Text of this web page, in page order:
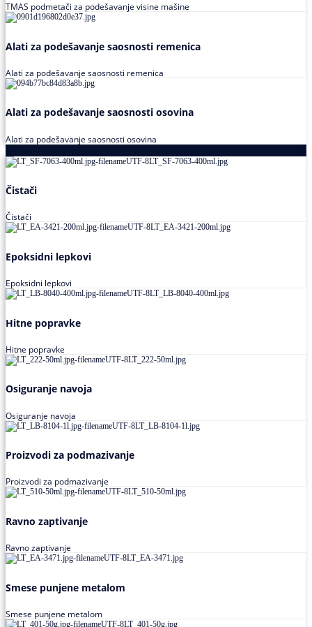
TMAS podmetači za podešavanje visine mašine
Alati za podešavanje saosnosti remenica
Alati za podešavanje saosnosti remenica
Alati za podešavanje saosnosti osovina
Alati za podešavanje saosnosti osovina
Čistači
Čistači
Epoksidni lepkovi
Epoksidni lepkovi
Hitne popravke
Hitne popravke
Osiguranje navoja
Osiguranje navoja
Proizvodi za podmazivanje
Proizvodi za podmazivanje
Ravno zaptivanje
Ravno zaptivanje
Smese punjene metalom
Smese punjene metalom